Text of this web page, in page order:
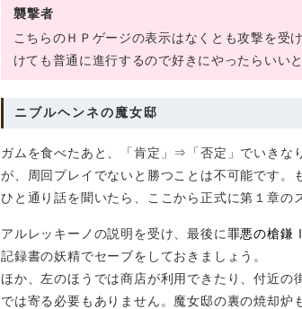
襲撃者
こちらのＨＰゲージの表示はなくとも攻撃を受
けても普通に進行するので好きにやったらいいと
ニブルヘンネの魔女邸
ガムを食べたあと、「肯定」⇒「否定」でいきな
が、周回プレイでないと勝つことは不可能です。
ひと通り話を聞いたら、ここから正式に第１章の
アルレッキーノの説明を受け、最後に罪悪の槍鎌Ⅰ
記録書の妖精でセーブをしておきましょう。
ほか、左のほうでは商店が利用できたり、付近の
では寄る必要もありません。魔女邸の裏の焼却炉